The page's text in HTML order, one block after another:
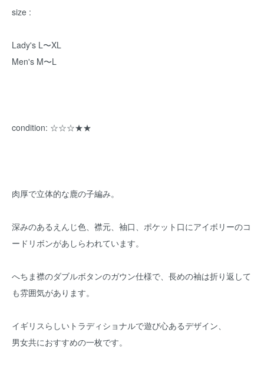
size :
Lady's L〜XL
Men's M〜L
condition: ☆☆☆★★
肉厚で立体的な鹿の子編み。
深みのあるえんじ色、襟元、袖口、ポケット口にアイボリーのコ
ードリボンがあしらわれています。
へちま襟のダブルボタンのガウン仕様で、長めの袖は折り返して
も雰囲気があります。
イギリスらしいトラディショナルで遊び心あるデザイン、
男女共におすすめの一枚です。